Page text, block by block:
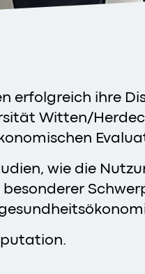
erfolgreich ihre
Witten/
wie die